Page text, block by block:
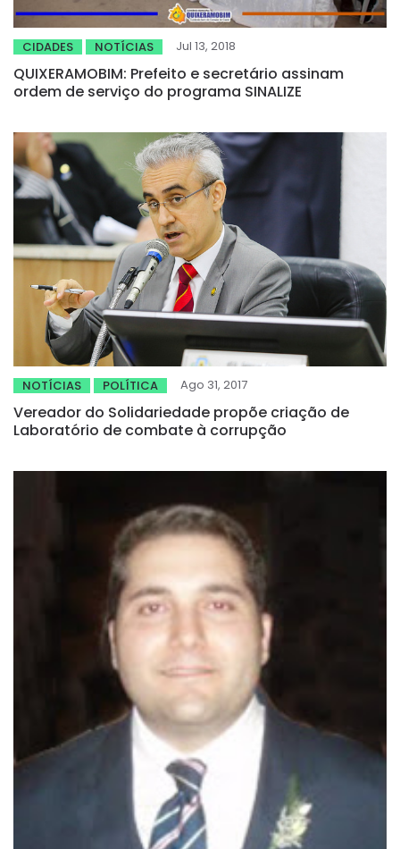
CIDADES NOTÍCIAS Jul 13, 2018
QUIXERAMOBIM: Prefeito e secretário assinam
ordem de serviço do programa SINALIZE
NOTÍCIAS POLÍTICA Ago 31, 2017
Vereador do Solidariedade propõe criação de
Laboratório de combate à corrupção